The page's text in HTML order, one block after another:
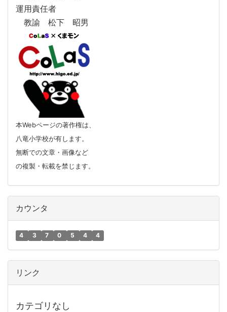
運用責任者
教諭 松下 昭男
本Webページの著作権は、
八竜小学校が有します。
無断での文章・画像など
の複製・転載を禁じます。
カウンタ
4 3 7 0 5 4 4
リンク
カテゴリなし